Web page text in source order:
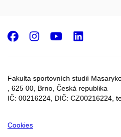
Fakulta sportovních studií
, 625 00, Brno, Česká republika
IČ: 00216224, DIČ: CZ00216224,
Cookies
Facebook
Instagram
Youtube